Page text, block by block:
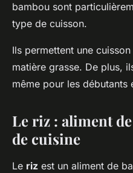
bambou sont
type de cuisson.
Ils permettent une
matière grasse. De plus,
même pour les débutants
Le riz : aliment
de cuisine
Le riz est un aliment de